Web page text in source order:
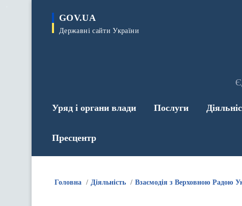
GOV.UA
Державні сайти України
Уряд і органи влади Послуги
Пресцентр
Головна Діяльність Взаємодія з Верховною Радою